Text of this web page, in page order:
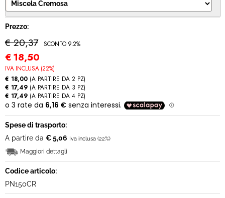
MODULO RECESSO
Prezzo:
€ 20,37 SCONTO 9.2%
€ 18,50
IVA INCLUSA (22%)
€ 18,00 (A PARTIRE DA 2 PZ)
€ 17,49 (A PARTIRE DA 3 PZ)
€ 17,49 (A PARTIRE DA 4 PZ)
Spese di trasporto:
A partire da € 5,06 Iva inclusa (22%)
Maggiori dettagli
Codice articolo:
PN150CR